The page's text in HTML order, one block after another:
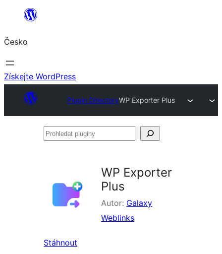
Přeskočit
obsah
Česko
Získejte WordPress
Plugin DirectoryWP Exporter Plus
Prohledat
WP Exporter
Plus
Autor: Galaxy
Weblinks
Stáhnout